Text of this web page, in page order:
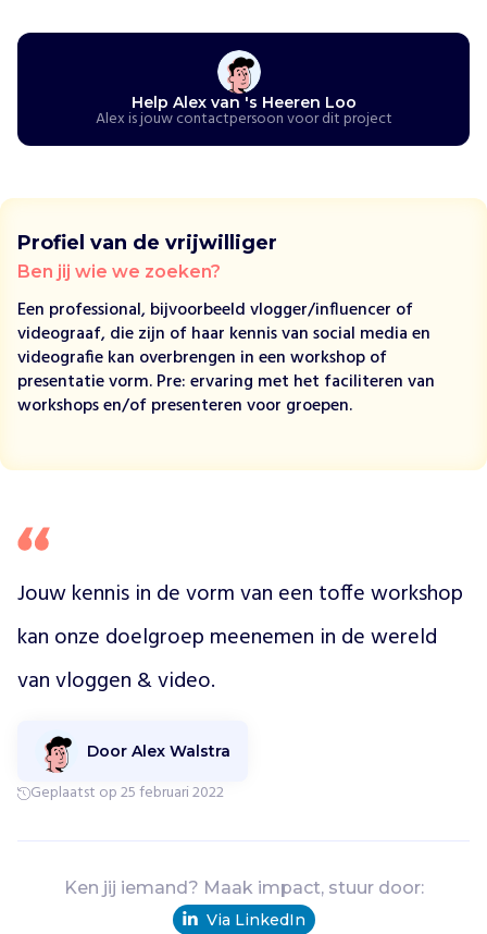
n
t
u
t
m
n
s
e
n
m
t
n
v
e
r
s
a
i
k
Help Alex van 's Heeren Loo
Alex is jouw contactpersoon voor dit project
Profiel van de vrijwilliger
Ben jij wie we zoeken?
Een professional, bijvoorbeeld vlogger/influencer of
videograaf, die zijn of haar kennis van social media en
videografie kan overbrengen in een workshop of
presentatie vorm. Pre: ervaring met het faciliteren van
workshops en/of presenteren voor groepen.
Jouw kennis in de vorm van een toffe workshop
kan onze doelgroep meenemen in de wereld
van vloggen & video.
Door Alex Walstra
Geplaatst op 25 februari 2022
Ken jij iemand? Maak impact, stuur door:
Via LinkedIn